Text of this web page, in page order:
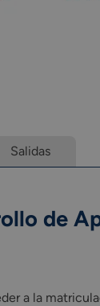
Salidas
de
a la